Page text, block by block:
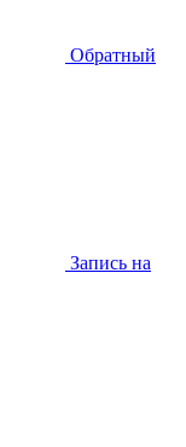
Обратный
Запись на